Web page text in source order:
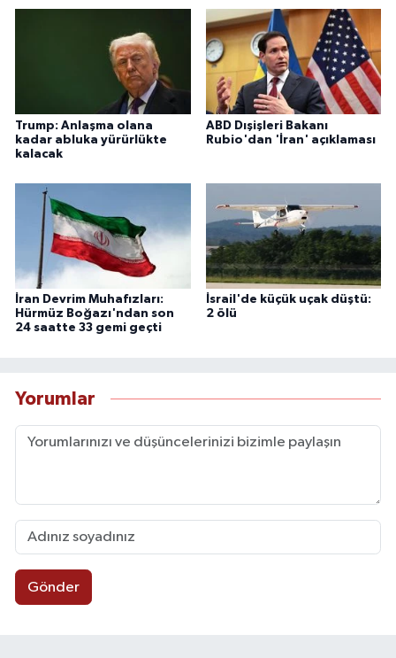
Trump: Anlaşma olana
kadar abluka yürürlükte
kalacak
ABD Dışişleri Bakanı
Rubio'dan 'İran' açıklaması
İran Devrim Muhafızları:
Hürmüz Boğazı'ndan son
24 saatte 33 gemi geçti
İsrail'de küçük uçak düştü:
2 ölü
Yorumlar
Gönder